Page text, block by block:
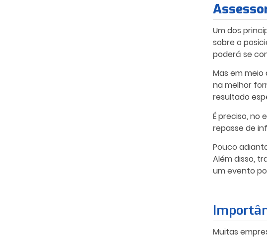
Um dos
sobre o
poderá se
Mas em
na melhor
resultado
Épreciso, no
repasse de
Pouco
Além disso,
um evento
Muitas